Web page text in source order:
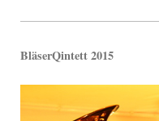
BläserQintett 2015